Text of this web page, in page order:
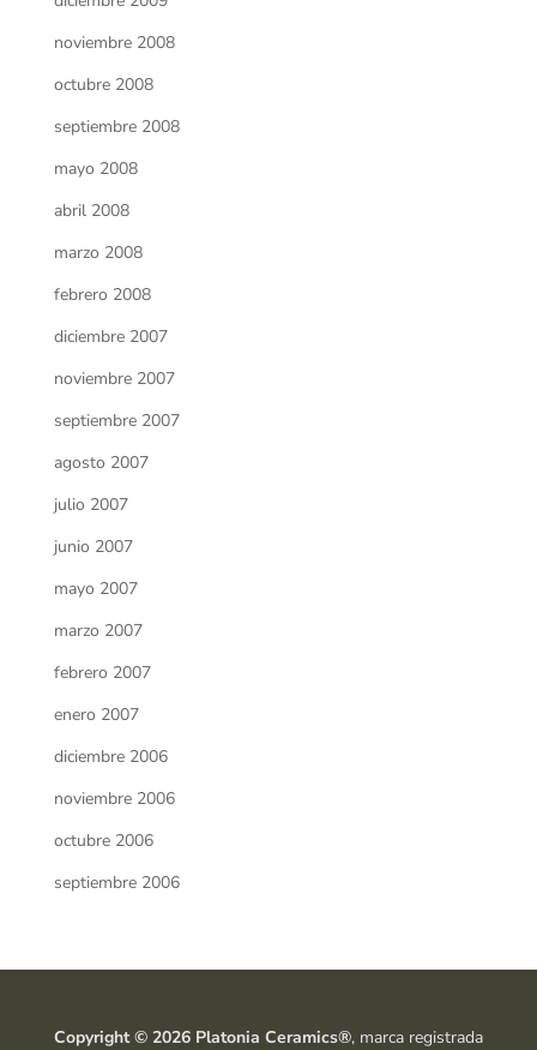
noviembre 2008
octubre 2008
septiembre 2008
mayo 2008
abril 2008
marzo 2008
febrero 2008
diciembre 2007
noviembre 2007
septiembre 2007
agosto 2007
julio 2007
junio 2007
mayo 2007
marzo 2007
febrero 2007
enero 2007
diciembre 2006
noviembre 2006
octubre 2006
septiembre 2006
Copyright © 2026 Platonia Ceramics®, marca registrada